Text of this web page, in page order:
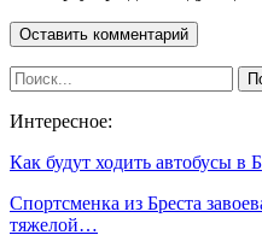
Интересное:
Как будут ходить автобусы
Спортсменка из Бреста
тяжелой…